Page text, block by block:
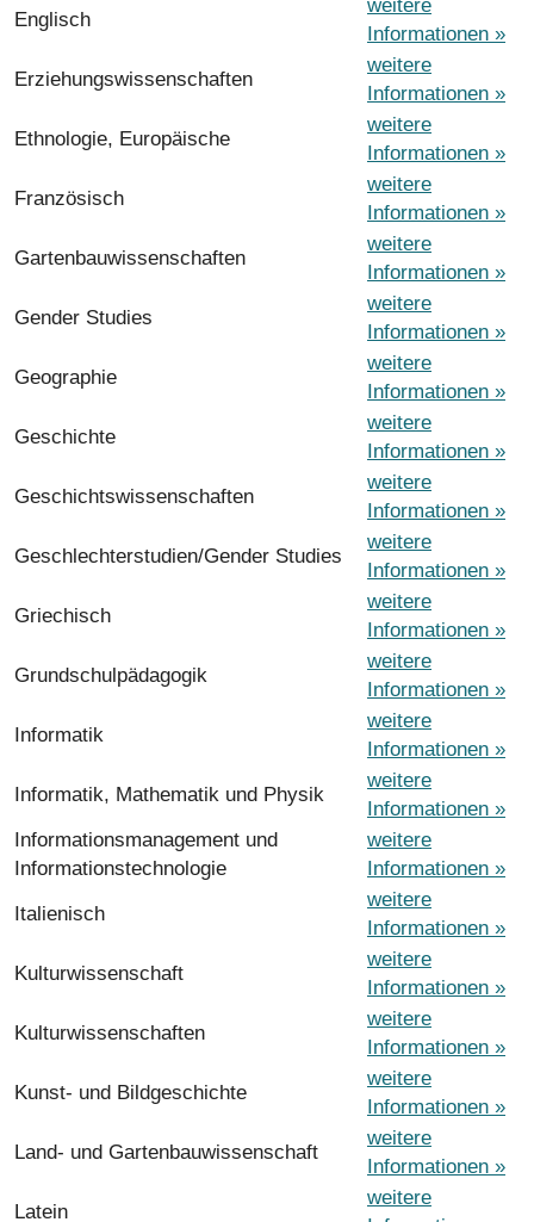
Englisch
weitere
Informationen »
Erziehungswissenschaften
weitere
Informationen »
Ethnologie, Europäische
weitere
Informationen »
Französisch
weitere
Informationen »
Gartenbauwissenschaften
weitere
Informationen »
Gender Studies
weitere
Informationen »
Geographie
weitere
Informationen »
Geschichte
weitere
Informationen »
Geschichtswissenschaften
weitere
Informationen »
Geschlechterstudien/Gender Studies
weitere
Informationen »
Griechisch
weitere
Informationen »
Grundschulpädagogik
weitere
Informationen »
Informatik
weitere
Informationen »
Informatik, Mathematik und Physik
weitere
Informationen »
Informationsmanagement und
Informationstechnologie
weitere
Informationen »
Italienisch
weitere
Informationen »
Kulturwissenschaft
weitere
Informationen »
Kulturwissenschaften
weitere
Informationen »
Kunst- und Bildgeschichte
weitere
Informationen »
Land- und Gartenbauwissenschaft
weitere
Informationen »
Latein
weitere